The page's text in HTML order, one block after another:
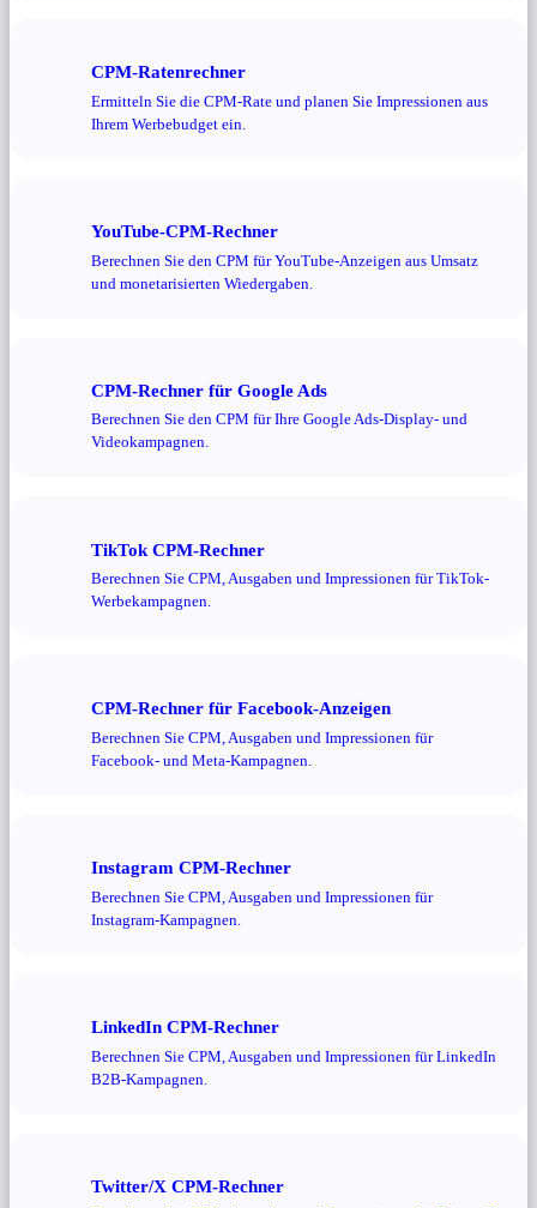
CPM-Ratenrechner
Ermitteln Sie die CPM-Rate und planen Sie Impressionen aus
Ihrem Werbebudget ein.
YouTube-CPM-Rechner
Berechnen Sie den CPM für YouTube-Anzeigen aus Umsatz
und monetarisierten Wiedergaben.
CPM-Rechner für Google Ads
Berechnen Sie den CPM für Ihre Google Ads-Display- und
Videokampagnen.
TikTok CPM-Rechner
Berechnen Sie CPM, Ausgaben und Impressionen für TikTok-
Werbekampagnen.
CPM-Rechner für Facebook-Anzeigen
Berechnen Sie CPM, Ausgaben und Impressionen für
Facebook- und Meta-Kampagnen.
Instagram CPM-Rechner
Berechnen Sie CPM, Ausgaben und Impressionen für
Instagram-Kampagnen.
LinkedIn CPM-Rechner
Berechnen Sie CPM, Ausgaben und Impressionen für LinkedIn
B2B-Kampagnen.
Twitter/X CPM-Rechner